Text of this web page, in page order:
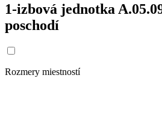
1-izbová jednotka
poschodí
Rozmery miestností